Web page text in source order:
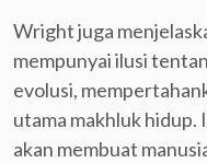
Wright juga
mempunyai ilusi
evolusi,
utama makhluk
akan membuat